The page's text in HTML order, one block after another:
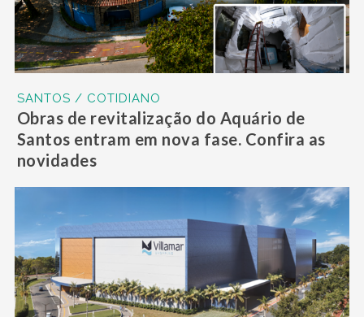
SANTOS / COTIDIANO
Obras de revitalização do Aquário de
Santos entram em nova fase. Confira as
novidades